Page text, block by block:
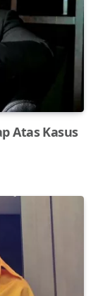
Atas Kasus